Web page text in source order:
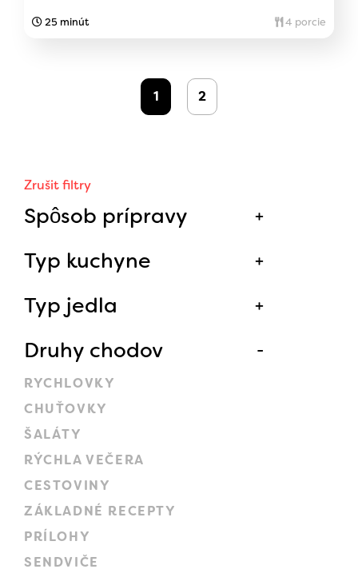
Zrušit filtry
Spôsob prípravy
Typ kuchyne
Typ jedla
Druhy chodov
RYCHLOVKY
CHUŤOVKY
ŠALÁTY
RÝCHLA VEČERA
CESTOVINY
ZÁKLADNÉ RECEPTY
PRÍLOHY
SENDVIČE
25 minút 4 porcie
1 2